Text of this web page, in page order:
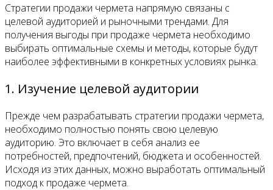
Стратегии продажи чермета напрямую связаны с
целевой аудиторией и рыночными трендами. Для
получения выгоды при продаже чермета необходимо
выбирать оптимальные схемы и методы, которые будут
наиболее эффективными в конкретных условиях рынка.
1. Изучение целевой аудитории
Прежде чем разрабатывать стратегии продажи чермета,
необходимо полностью понять свою целевую
аудиторию. Это включает в себя анализ ее
потребностей, предпочтений, бюджета и особенностей.
Исходя из этих данных, можно выработать оптимальный
подход к продаже чермета.